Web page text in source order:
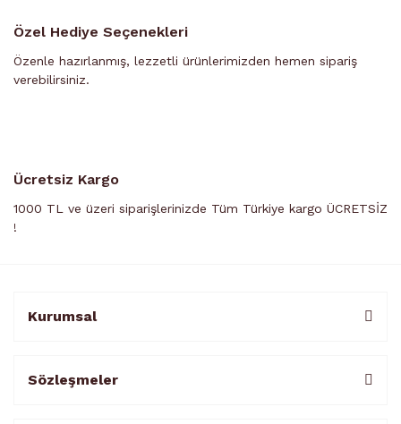
Özel Hediye Seçenekleri
Özenle hazırlanmış, lezzetli ürünlerimizden hemen sipariş
verebilirsiniz.
Ücretsiz Kargo
1000 TL ve üzeri siparişlerinizde Tüm Türkiye kargo ÜCRETSİZ
!
Kurumsal
Sözleşmeler